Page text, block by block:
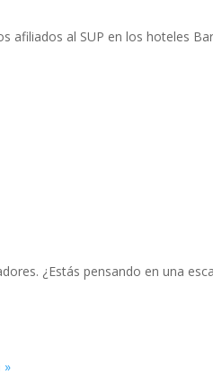
afiliados al SUP en los hoteles
¿Estás pensando en una
»